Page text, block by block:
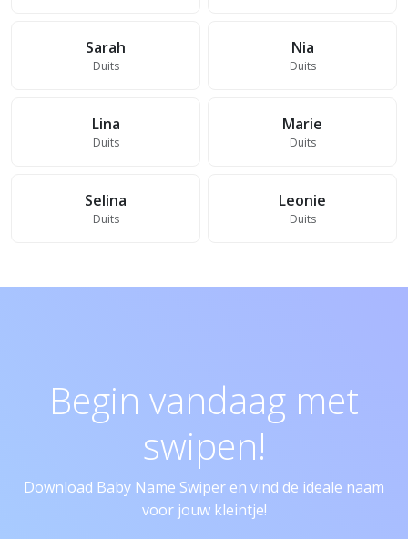
Sarah
Duits
Nia
Duits
Lina
Duits
Marie
Duits
Selina
Duits
Leonie
Duits
Begin vandaag met
swipen!
Download Baby Name Swiper en vind de ideale naam
voor jouw kleintje!